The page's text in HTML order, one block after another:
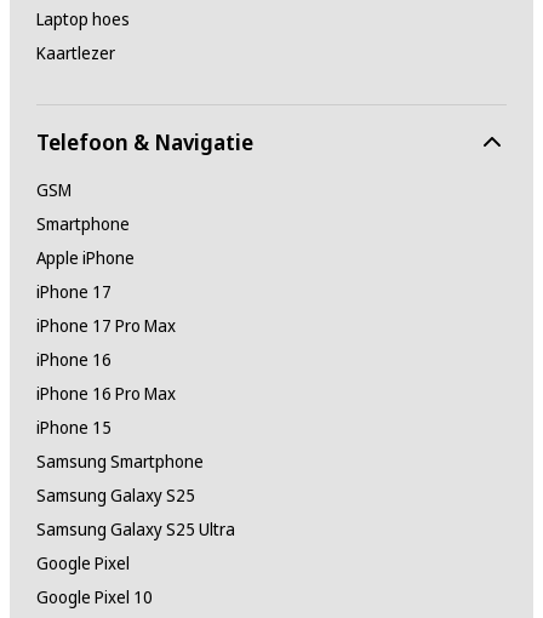
Laptop hoes
Kaartlezer
Telefoon & Navigatie
GSM
Smartphone
Apple iPhone
iPhone 17
iPhone 17 Pro Max
iPhone 16
iPhone 16 Pro Max
iPhone 15
Samsung Smartphone
Samsung Galaxy S25
Samsung Galaxy S25 Ultra
Google Pixel
Google Pixel 10